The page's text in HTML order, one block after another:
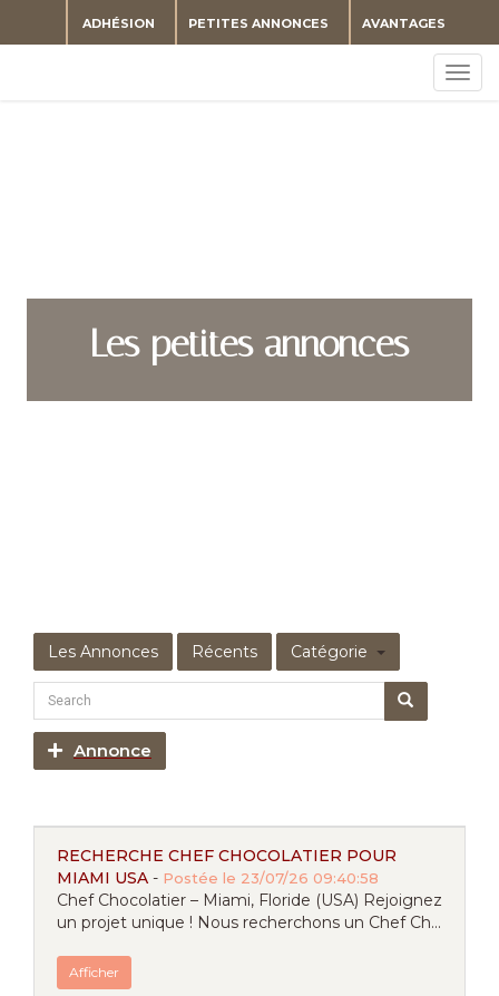
AVANTAGES
PETITES ANNONCES
ADHÉSION
Les petites annonces
Les Annonces Récents Catégorie
Annonce
RECHERCHE CHEF CHOCOLATIER POUR
MIAMI USA - Postée le 23/07/26 09:40:58
Chef Chocolatier – Miami, Floride (USA) Rejoignez
un projet unique ! Nous recherchons un Chef Ch...
Afficher